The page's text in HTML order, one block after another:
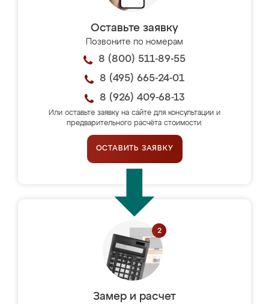
Оставьте заявку
Позвоните по номерам
8 (800) 511-89-55
8 (495) 665-24-01
8 (926) 409-68-13
Или оставьте заявку на сайте для консультации и
предварительного расчёта стоимости.
ОСТАВИТЬ ЗАЯВКУ
Замер и расчет